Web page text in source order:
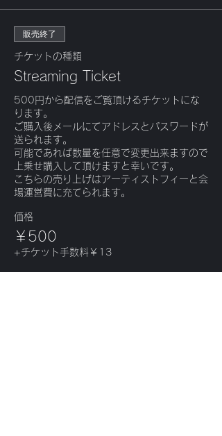
販売終了
チケットの種類
Streaming Ticket
500円から配信をご覧頂けるチケットにな
ります。
ご購入後メールにてアドレスとパスワードが
送られます。
可能であれば数量を任意で変更出来ますので
上乗せ購入して頂けますと幸いです。
こちらの売り上げはアーティストフィーと会
場運営費に充てられます。
価格
￥500
+チケット手数料￥13